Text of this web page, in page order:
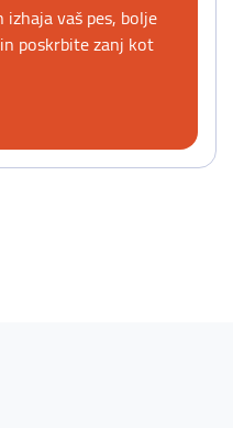
vaš pes, bolje
poskrbite zanj kot